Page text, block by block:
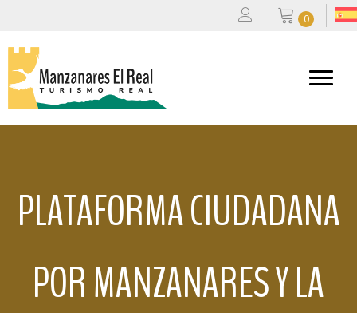
0
PLATAFORMA CIUDADANA
POR MANZANARES Y LA